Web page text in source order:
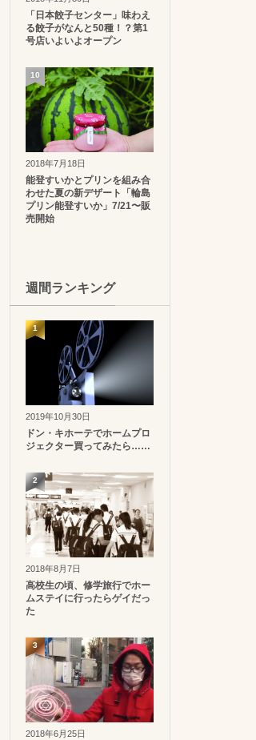
「日本餃子センター」味わえ
る餃子がなんと50種！？第1
号店いよいよオープン
2018年7月18日
能登すいかとプリンを組み合
わせた夏の新デザート「輪島
プリン能登すいか」7/21〜販
売開始
10
週間ランキング
2019年10月30日
ドン・キホーテでホームプロ
ジェクター買ってみたら……
1
2018年8月7日
高校生の頃、修学旅行でホー
ムステイに行ったらゲイだっ
た
2
2018年6月25日
3